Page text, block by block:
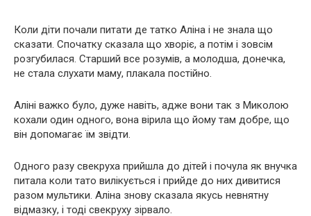
Коли діти почали питати де татко Аліна і не знала що
сказати. Спочатку сказала що хворіє, а потім і зовсім
розгубилася. Старший все розумів, а молодша, донечка,
не стала слухати маму, плакала постійно.
Аліні важко було, дуже навіть, адже вони так з Миколою
кохали один одного, вона вірила що йому там добре, що
він допомагає їм звідти.
Одного разу свекруха прийшла до дітей і почула як внучка
питала коли тато вилікується і прийде до них дивитися
разом мультики. Аліна знову сказала якусь невнятну
відмазку, і тоді свекруху зірвало.